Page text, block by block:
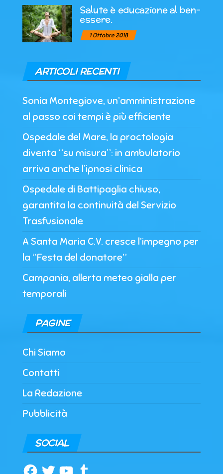
Salute è educazione al ben-
essere.
1 Ottobre 2018
ARTICOLI RECENTI
Sonia Montegiove, un’amministrazione
al passo coi tempi è più efficiente
Ospedale del Mare, la proctologia
diventa “su misura”: in ambulatorio
arriva anche l’ipnosi clinica
Ospedale di Battipaglia chiuso,
garantita la continuità del Servizio
Trasfusionale
A Santa Maria C.V. cresce l’impegno per
la “Festa del donatore”
Campania, allerta meteo gialla per
temporali
PAGINE
Chi Siamo
Contatti
La Redazione
Pubblicità
SOCIAL
Facebook
TwitterYouTubeTumblr